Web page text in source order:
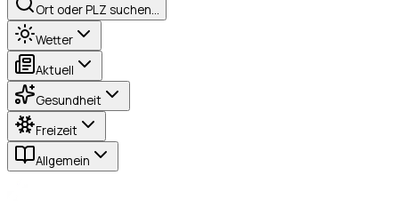
Ort oder PLZ suchen…
Wetter
Aktuell
Gesundheit
Freizeit
Allgemein